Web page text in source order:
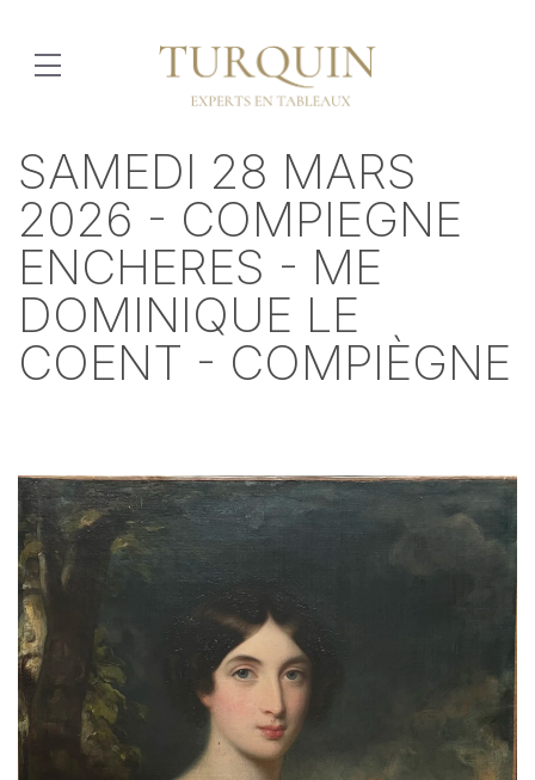
SAMEDI 28 MARS
2026 - COMPIEGNE
ENCHERES - ME
DOMINIQUE LE
COENT - COMPIÈGNE